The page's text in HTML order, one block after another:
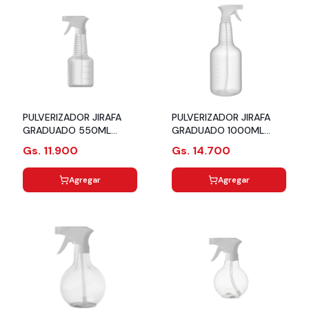
PULVERIZADOR JIRAFA
GRADUADO 550ML
Gs. 11.900
Agregar
PULVERIZADOR JIRAFA
GRADUADO 1000ML
Gs. 14.700
Agregar